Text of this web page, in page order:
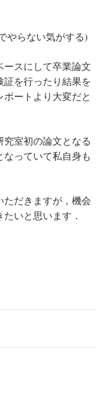
やらない気がする)
ースにして卒業論文
証を行ったり結果を
ートより大変だと
室初の論文となる
っていて私自身も
ただきますが，機会
いと思います．